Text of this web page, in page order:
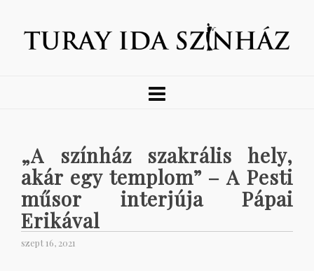
„A színház szakrális hely,
akár egy templom” – A Pesti
műsor interjúja Pápai
Erikával
szept 16, 2021